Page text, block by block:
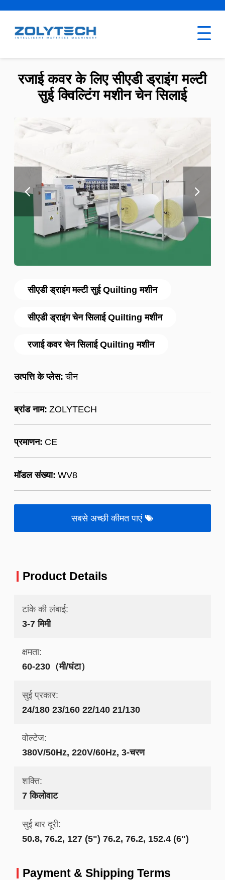
सीएडी ड्राइंग मल्टी सुई Quilting मशीन
सीएडी ड्राइंग चेन सिलाई Quilting मशीन
रजाई कवर चेन सिलाई Quilting मशीन
उत्पत्ति के प्लेस: चीन
ब्रांड नाम: ZOLYTECH
प्रमाणन: CE
मॉडल संख्या: WV8
सबसे अच्छी कीमत पाएं
रजाई कवर के लिए सीएडी ड्राइंग मल्टी
सुई क्विल्टिंग मशीन चेन सिलाई
Product Details
टांके की लंबाई:
3-7 मिमी
क्षमता:
60-230（मी/घंटा）
सुई प्रकार:
24/180 23/160 22/140 21/130
वोल्टेज:
380V/50Hz, 220V/60Hz, 3-चरण
शक्ति:
7 किलोवाट
सुई बार दूरी:
50.8, 76.2, 127 (5") 76.2, 76.2, 152.4 (6")
Payment & Shipping Terms